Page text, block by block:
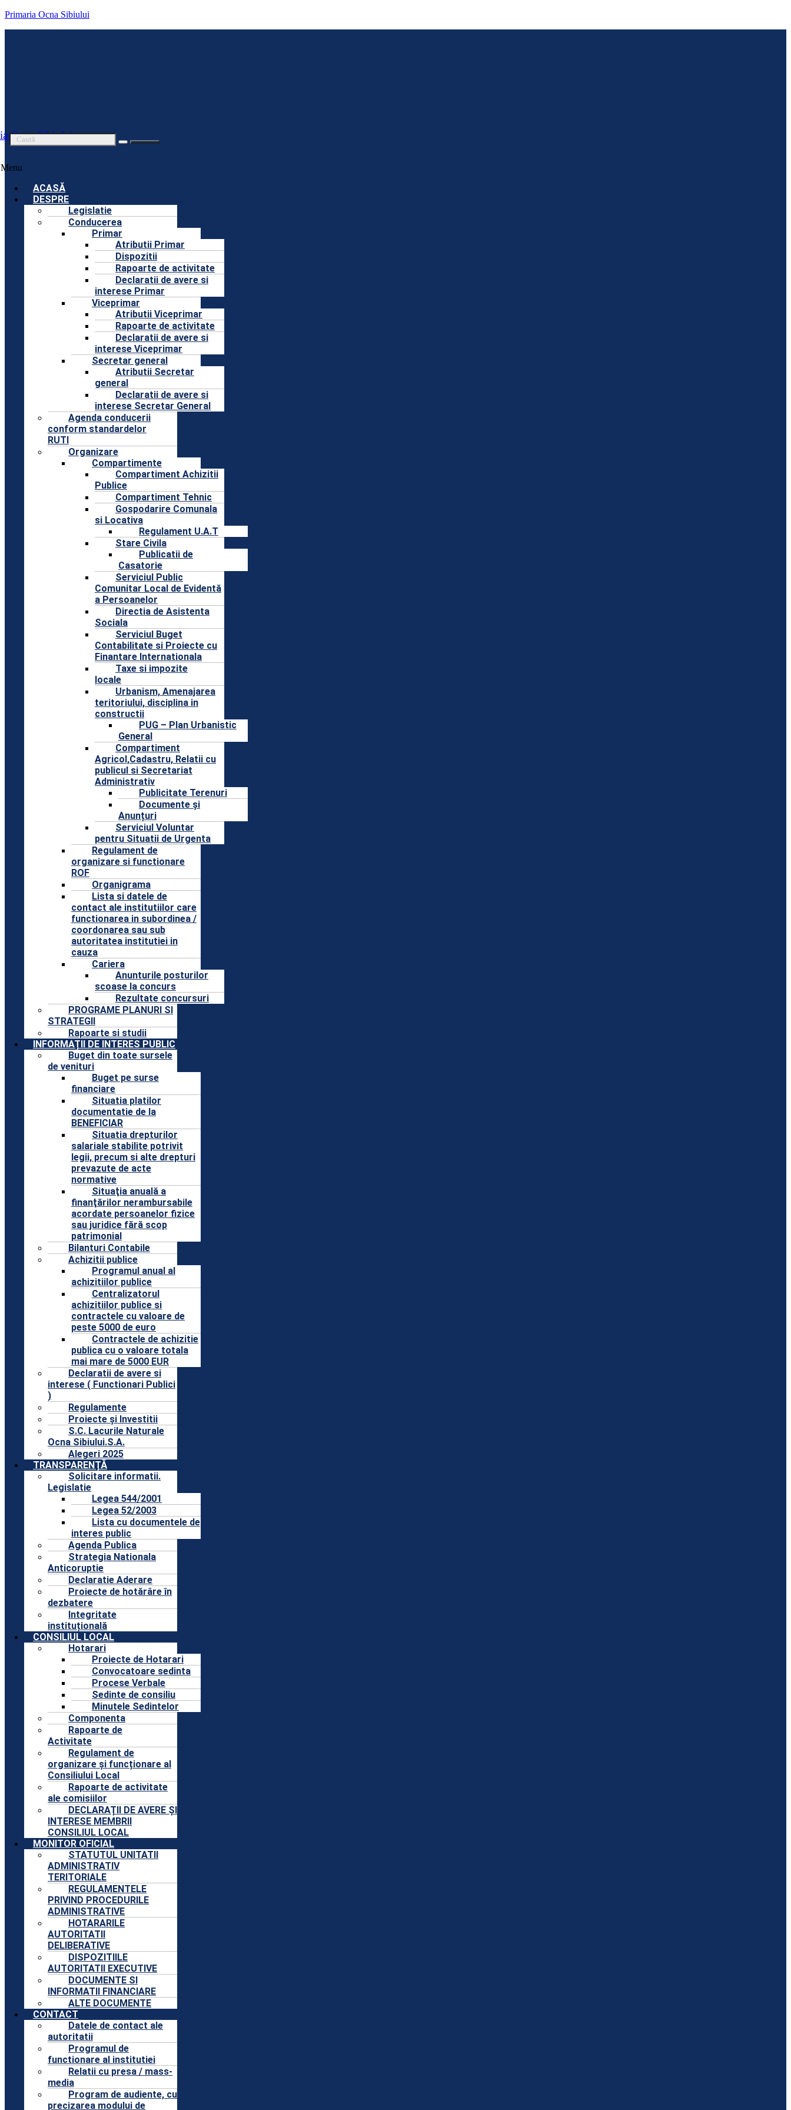
Primaria Ocna Sibiului
Ocna Sibiului
Menu
ACASĂ
DESPRE
Legislatie
Conducerea
Primar
Atributii Primar
Dispozitii
Rapoarte de activitate
Declaratii de avere si
interese Primar
Viceprimar
Atributii Viceprimar
Rapoarte de activitate
Declaratii de avere si
interese Viceprimar
Secretar general
Atributii Secretar
general
Declaratii de avere si
interese Secretar General
Agenda conducerii
conform standardelor
RUTI
Organizare
Compartimente
Compartiment Achizitii
Publice
Compartiment Tehnic
Gospodarire Comunala
si Locativa
Regulament U.A.T
Stare Civila
Publicatii de
Casatorie
Serviciul Public
Comunitar Local de Evidentă
a Persoanelor
Directia de Asistenta
Sociala
Serviciul Buget
Contabilitate si Proiecte cu
Finantare Internationala
Taxe si impozite
locale
Urbanism, Amenajarea
teritoriului, disciplina in
constructii
PUG – Plan Urbanistic
General
Compartiment
Agricol,Cadastru, Relatii cu
publicul si Secretariat
Administrativ
Publicitate Terenuri
Documente și
Anunțuri
Serviciul Voluntar
pentru Situatii de Urgenta
Regulament de
organizare si functionare
ROF
Organigrama
Lista si datele de
contact ale institutiilor care
functionarea in subordinea /
coordonarea sau sub
autoritatea institutiei in
cauza
Cariera
Anunturile posturilor
scoase la concurs
Rezultate concursuri
PROGRAME PLANURI SI
STRATEGII
Rapoarte si studii
INFORMAȚII DE INTERES PUBLIC
Buget din toate sursele
de venituri
Buget pe surse
financiare
Situatia platilor
documentatie de la
BENEFICIAR
Situatia drepturilor
salariale stabilite potrivit
legii, precum si alte drepturi
prevazute de acte
normative
Situaţia anuală a
finanţărilor nerambursabile
acordate persoanelor fizice
sau juridice fără scop
patrimonial
Bilanturi Contabile
Achizitii publice
Programul anual al
achizitiilor publice
Centralizatorul
achizitiilor publice si
contractele cu valoare de
peste 5000 de euro
Contractele de achizitie
publica cu o valoare totala
mai mare de 5000 EUR
Declaratii de avere si
interese ( Functionari Publici
)
Regulamente
Proiecte și Investitii
S.C. Lacurile Naturale
Ocna Sibiului.S.A.
Alegeri 2025
TRANSPARENȚĂ
Solicitare informatii.
Legislatie
Legea 544/2001
Legea 52/2003
Lista cu documentele de
interes public
Agenda Publica
Strategia Nationala
Anticoruptie
Declaratie Aderare
Proiecte de hotărâre în
dezbatere
Integritate
instituțională
CONSILIUL LOCAL
Hotarari
Proiecte de Hotarari
Convocatoare sedinta
Procese Verbale
Sedinte de consiliu
Minutele Sedintelor
Componenta
Rapoarte de
Activitate
Regulament de
organizare și funcționare al
Consiliului Local
Rapoarte de activitate
ale comisiilor
DECLARAȚII DE AVERE ȘI
INTERESE MEMBRII
CONSILIUL LOCAL
MONITOR OFICIAL
STATUTUL UNITATII
ADMINISTRATIV
TERITORIALE
REGULAMENTELE
PRIVIND PROCEDURILE
ADMINISTRATIVE
HOTARARILE
AUTORITATII
DELIBERATIVE
DISPOZITIILE
AUTORITATII EXECUTIVE
DOCUMENTE SI
INFORMATII FINANCIARE
ALTE DOCUMENTE
CONTACT
Datele de contact ale
autoritatii
Programul de
functionare al institutiei
Relatii cu presa / mass-
media
Program de audiente, cu
precizarea modului de